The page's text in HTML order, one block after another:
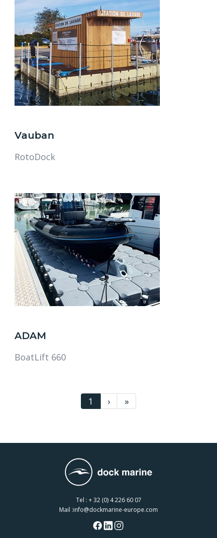
Vauban
RotoDock
ADAM
BoatLift 660
1 › »
Tel : + 32 (0) 4 226 60 07
Mail :info@dockmarine-europe.com